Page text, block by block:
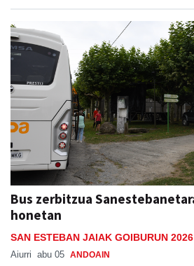
Bus zerbitzua
honetan
SAN ESTEBAN JAIAK GOIBURUN 2026
Aiurri abu 05 ANDOAIN